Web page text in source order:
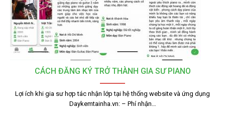
CÁCH ĐĂNG KÝ TRỞ THÀNH GIA SƯ PIANO
Lợi ích khi gia sư hợp tác nhận lớp tại hệ thống website và ứng dụng
Daykemtainha.vn: – Phí nhận…